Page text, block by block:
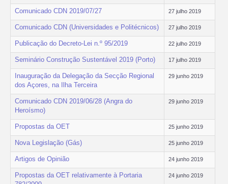
Comunicado CDN 2019/07/27 27 julho 2019
Comunicado CDN (Universidades e Politécnicos) 27 julho 2019
Publicação do Decreto-Lei n.º 95/2019 22 julho 2019
Seminário Construção Sustentável 2019 (Porto) 17 julho 2019
Inauguração da Delegação da Secção Regional
dos Açores, na Ilha Terceira
29 junho 2019
Comunicado CDN 2019/06/28 (Angra do
Heroísmo)
29 junho 2019
Propostas da OET 25 junho 2019
Nova Legislação (Gás) 25 junho 2019
Artigos de Opinião 24 junho 2019
Propostas da OET relativamente à Portaria
24 junho 2019